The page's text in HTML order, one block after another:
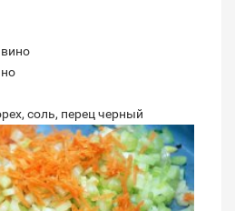
соль, перец черный